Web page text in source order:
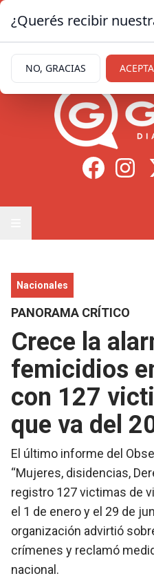
Nacionales
PANORAMA CRÍTICO
Crece la
femicidios
con 127
que va del
El último informe del
“Mujeres, disidencias,
registro 127 victimas de
el 1 de enero y el 29 de
organización advirtió
crímenes y reclamó
nacional.
¿Querés recibir
NO, GRACIAS